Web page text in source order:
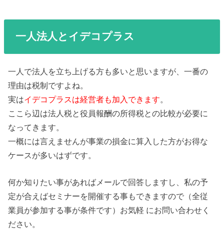
一人法人とイデコプラス
一人で法人を立ち上げる方も多いと思いますが、一番の
理由は税制ですよね。
実はイデコプラスは経営者も加入できます
ここら辺は法人税と役員報酬の所得税との比較が必要に
なってきます。
一概には言えませんが事業の損金に算入した方がお得な
ケースが多いはずです。
何か知りたい事があればメールで回答しますし、私の予
定が合えばセミナーを開催する事もできますので（全従
業員が参加する事が条件です）お気軽 にお問い合わせく
ださい。